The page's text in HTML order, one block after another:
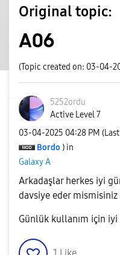
Original topic:
A06
(Topic created on: 03-04-
5252ordu
Active Level 7
‎03-04-2025 04:28 PM
Bordo ) in
Galaxy A
Arkadaşlar herkes iyi
davsiye eder mismisiniz
Günlük kullanım için iyi